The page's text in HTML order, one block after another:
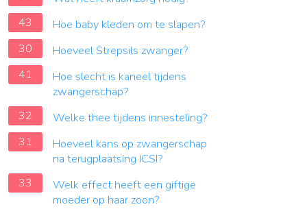
43
Hoe baby kleden om te slapen?
30
Hoeveel Strepsils zwanger?
41
Hoe slecht is kaneel tijdens
zwangerschap?
32
Welke thee tijdens innesteling?
31
Hoeveel kans op zwangerschap
na terugplaatsing ICSI?
33
Welk effect heeft een giftige
moeder op haar zoon?